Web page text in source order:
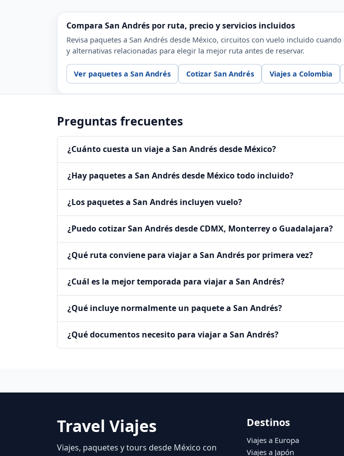
Compara San Andrés por ruta, precio y servicios incluidos
Revisa paquetes a San Andrés desde México, circuitos con vuelo incluido
y alternativas relacionadas para elegir la mejor ruta antes de reservar.
Ver paquetes a San Andrés Cotizar San Andrés Viajes a Colombia
Preguntas frecuentes
¿Cuánto cuesta un viaje a San Andrés desde México?
¿Hay paquetes a San Andrés desde México todo incluido?
¿Los paquetes a San Andrés incluyen vuelo?
¿Puedo cotizar San Andrés desde CDMX, Monterrey o Guadalajara?
¿Qué ruta conviene para viajar a San Andrés por primera vez?
¿Cuál es la mejor temporada para viajar a San Andrés?
¿Qué incluye normalmente un paquete a San Andrés?
¿Qué documentos necesito para viajar a San Andrés?
Travel Viajes
Viajes, paquetes y tours desde México con
Destinos
Viajes a Europa
Viajes a Japón